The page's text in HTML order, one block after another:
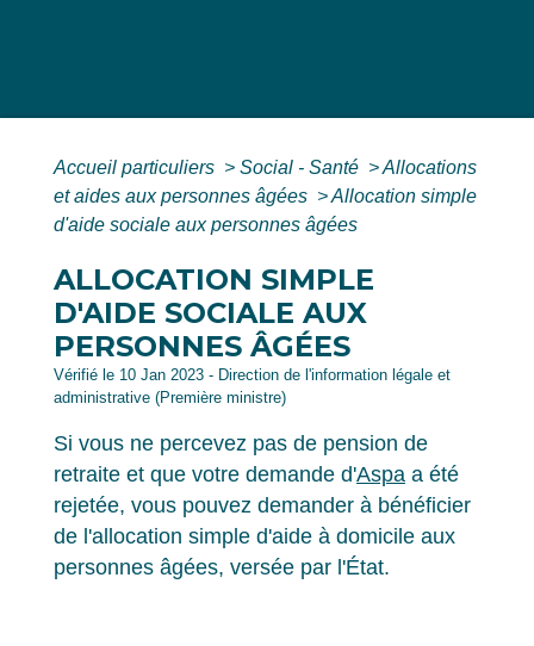
Accueil particuliers > Social - Santé >Allocations
et aides aux personnes âgées >Allocation simple
d'aide sociale aux personnes âgées
ALLOCATION SIMPLE
D'AIDE SOCIALE AUX
PERSONNES ÂGÉES
Vérifié le 10 Jan 2023 - Direction de l'information légale et
administrative (Première ministre)
Si vous ne percevez pas de pension de
retraite et que votre demande d'Aspa a été
rejetée, vous pouvez demander à bénéficier
de l'allocation simple d'aide à domicile aux
personnes âgées, versée par l'État.